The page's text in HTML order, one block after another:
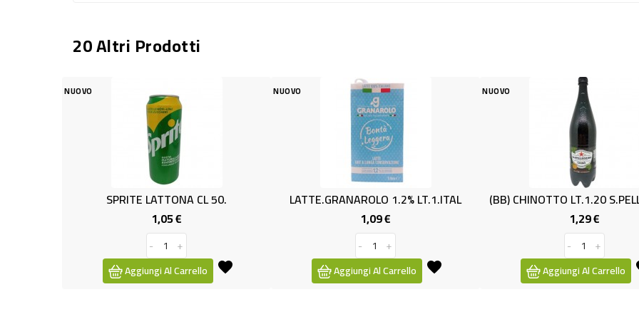
20 Altri Prodotti
SPRITE LATTONA CL 50.
Prezzo
Aggiungi Al Carrello
LATTE.GRANAROLO 1.2% LT.1.ITAL
Prezzo
Aggiungi Al Carrello
(BB) CHINOTTO LT.1.20
Prezzo
Aggiungi Al Carrello